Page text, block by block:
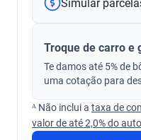
Simular
Troque de carro e
Te damos até 5% de
uma cotação para
ᴬ Não inclui a taxa de
valor de até 2,0% do